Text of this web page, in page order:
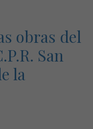
obras del
San
la